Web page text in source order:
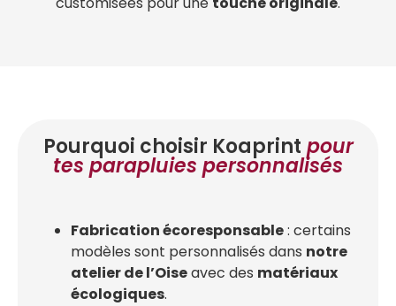
Pourquoi choisir Koaprint pour
tes parapluies personnalisés
Fabrication écoresponsable: certains
modèles sont personnalisés dans notre
atelier de l’Oiseavec des matériaux
écologiques.